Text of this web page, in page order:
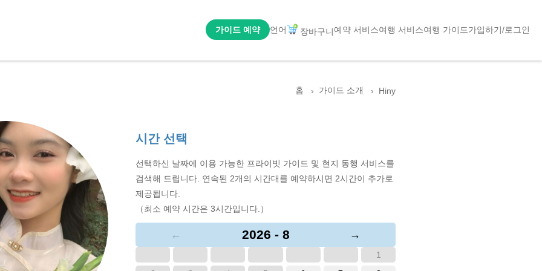
가이드 예약 언어 장바구니예약 서비스여행 서비스여행 가이드가입하기/로그인
홈 가이드 소개 Hiny
시간 선택
선택하신 날짜에 이용 가능한 프라이빗 가이드 및 현지 동행 서비스를
검색해 드립니다. 연속된 2개의 시간대를 예약하시면 2시간이 추가로
제공됩니다.
（최소 예약 시간은 3시간입니다.）
← 2026 - 8 →
1